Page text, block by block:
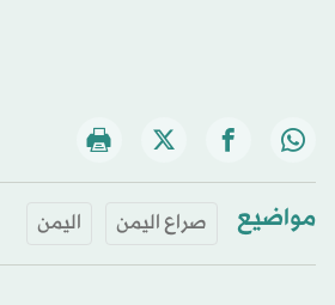
مواضيع صراع اليمن اليمن